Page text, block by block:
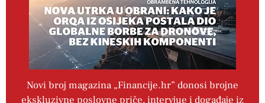
Novi broj magazina „Financije.hr” donosi brojne
ekskluzivne poslovne priče, intervjue i događaje iz